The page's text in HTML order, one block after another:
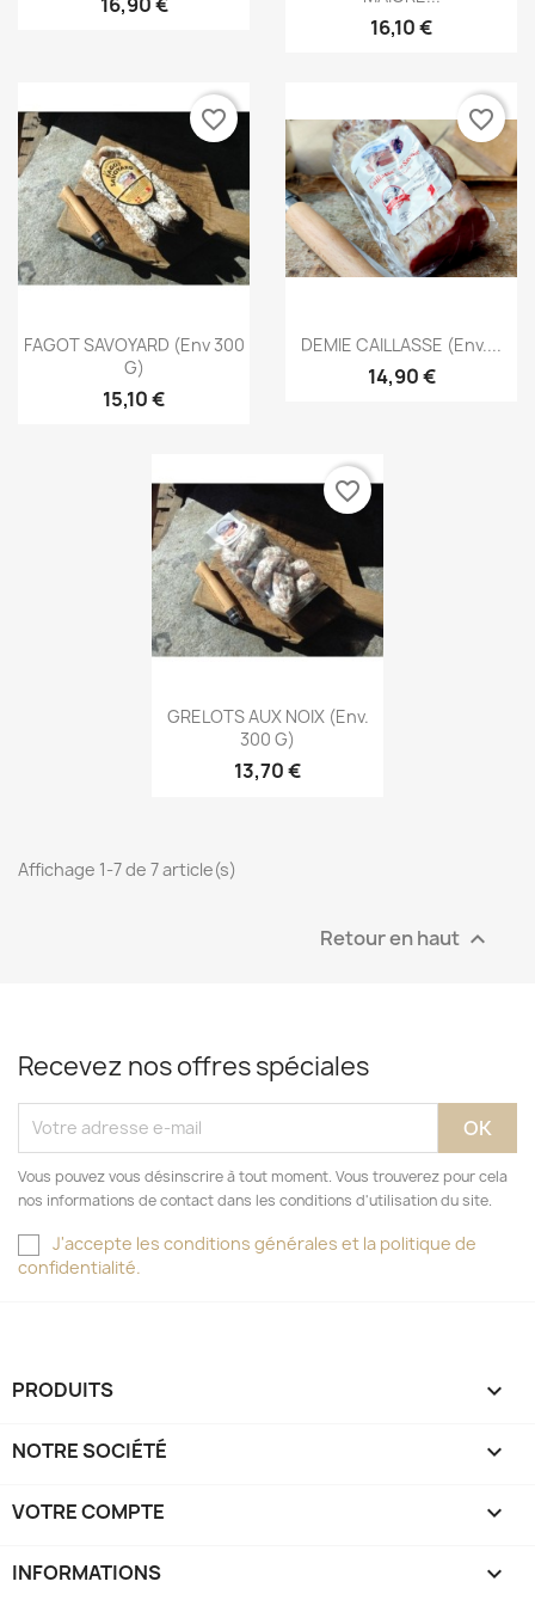
16,10 €
Aperçu rapide
FAGOT SAVOYARD (env 300
G)
15,10 €
favorite_border
Aperçu rapide
DEMIE CAILLASSE (env....
14,90 €
favorite_border
Aperçu rapide
GRELOTS AUX NOIX (env.
300 G)
13,70 €
favorite_border
Affichage 1-7 de 7 article(s)
Retour en haut 
Recevez nos offres spéciales
Vous pouvez vous désinscrire à tout moment. Vous trouverez pour cela
nos informations de contact dans les conditions d'utilisation du site.
J'accepte les conditions générales et la politique de
confidentialité.
PRODUITS 
NOTRE SOCIÉTÉ 
VOTRE COMPTE 
INFORMATIONS keyboard_arrow_down